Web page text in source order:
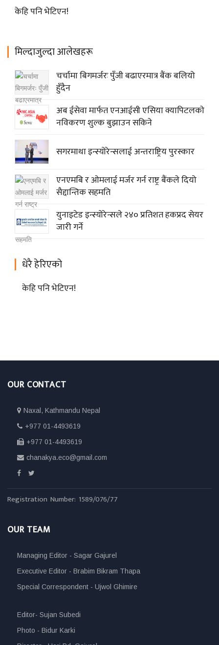
केहि पनि भेटिएन!
मिल्दाजुल्दा आलेखहरू
चर्चामा बिगमर्जरः पुँजी बढाएरमात्र बैंक बलियो
हुँदैन
अब ईसेवा मार्फत एनआईसी एसिया क्यापिटलकाे
नविकरण शुल्क बुझाउन सकिने
सगरमाथा इन्स्योरेन्सलाई अन्तराष्ट्रिय पुरस्कार
एनएमबि र ओमलाई मर्जर गर्न राष्ट्र बैंकले दियो
सैद्दान्तिक सहमति
युनाइटेड इन्स्योरेन्सले २४० प्रतिशत हकप्रद सेयर
जारी गर्ने
धेरै हेरिएको
केहि पनि भेटिएन!
OUR CONTACT
Naxal, Kathmandu Nepal
+977 01-4493619
+977 01-4493619
chanakya.eco@gmail.com
Registration Number: 1589/076/77
OUR TEAM
Managing Editor - Sagar Gajurel
Executive Editor - Brabim Bikram Thapa
Special Correspondent - Ujwol Ghimire
Editor- Sujan Subedi
Photo - Bidur Karki